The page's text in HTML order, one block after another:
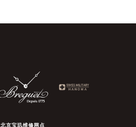
北京宝玑维修网点